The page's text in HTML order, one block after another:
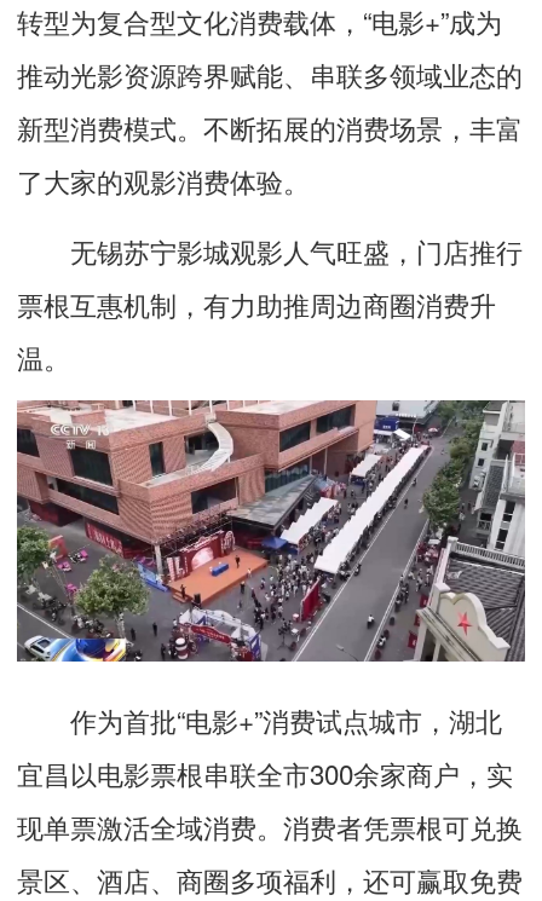
转型为复合型文化消费载体， “电影+”成为
推动光影资源跨界赋能、串联多领域业态的
新型消费模式。 不断拓展的消费场景，丰富
了大家的观影消费体验。
无锡苏宁影城观影人气旺盛，门店推行
票根互惠机制，有力助推周边商圈消费升
温。
作为首批“电影+”消费试点城市，湖北
宜昌以电影票根串联全市300余家商户，实
现单票激活全域消费。消费者凭票根可兑换
景区、酒店、商圈多项福利，还可赢取免费